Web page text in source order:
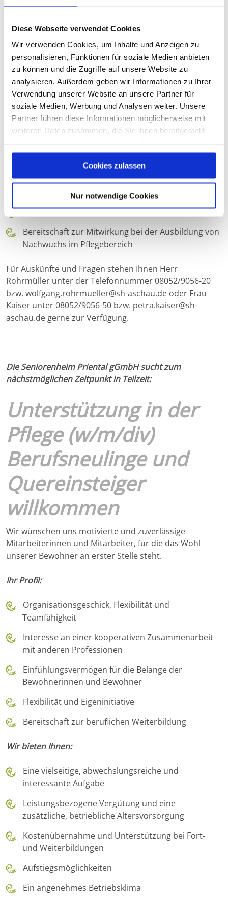
Diese Webseite verwendet Cookies
Wir verwenden Cookies, um Inhalte und Anzeigen zu
personalisieren, Funktionen für soziale Medien anbieten
zu können und die Zugriffe auf unsere Website zu
analysieren. Außerdem geben wir Informationen zu Ihrer
Verwendung unserer Website an unsere Partner für
soziale Medien, Werbung und Analysen weiter. Unsere
Partner führen diese Informationen möglicherweise mit
weiteren Daten zusammen, die Sie ihnen bereitgestellt
gesammelt haben.
Cookies zulassen
Nur notwendige Cookies
Ihr Profil:
Hohe Bereitschaft zur beruflichen Weiterbildung
Interesse an einer kooperativen Zusammenarbeit
mit anderen Professionen
Einfühlungsvermögen für die Belange der
Bewohnerinnen und Bewohner
Flexibilität und Eigeninitiative
Betriebswirtschaftliches Denken und Handeln
Bereitschaft zur Mitwirkung bei der Ausbildung von
Nachwuchs im Pflegebereich
Für Auskünfte und Fragen stehen Ihnen Herr
Rohrmüller unter der Telefonnummer 08052/9056-20
bzw. wolfgang.rohrmueller@sh-aschau.de oder Frau
Kaiser unter 08052/9056-50 bzw. petra.kaiser@sh-
aschau.de gerne zur Verfügung.
Die Seniorenheim Priental gGmbH sucht zum
nächstmöglichen Zeitpunkt in Teilzeit:
Unterstützung in der
Pflege (w/m/div)
Berufsneulinge und
Quereinsteiger
willkommen
Wir wünschen uns motivierte und zuverlässige
Mitarbeiterinnen und Mitarbeiter, für die das Wohl
unserer Bewohner an erster Stelle steht.
Ihr Profil:
Organisationsgeschick, Flexibilität und
Teamfähigkeit
Interesse an einer kooperativen Zusammenarbeit
mit anderen Professionen
Einfühlungsvermögen für die Belange der
Bewohnerinnen und Bewohner
Flexibilität und Eigeninitiative
Bereitschaft zur beruflichen Weiterbildung
Wir bieten Ihnen:
Eine vielseitige, abwechslungsreiche und
interessante Aufgabe
Leistungsbezogene Vergütung und eine
zusätzliche, betriebliche Altersvorsorgung
Kostenübernahme und Unterstützung bei Fort-
und Weiterbildungen
Aufstiegsmöglichkeiten
Ein angenehmes Betriebsklima